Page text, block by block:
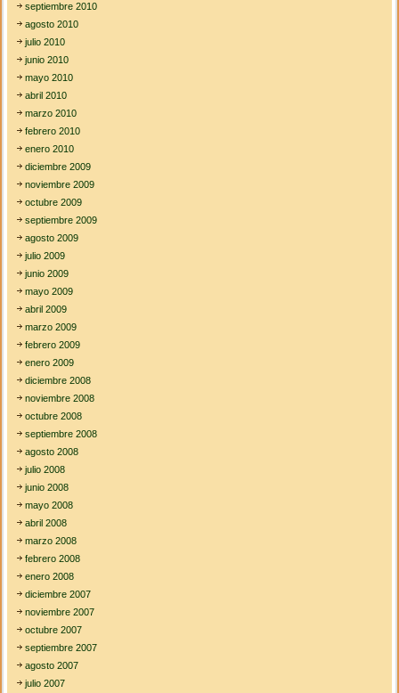
septiembre 2010
agosto 2010
julio 2010
junio 2010
mayo 2010
abril 2010
marzo 2010
febrero 2010
enero 2010
diciembre 2009
noviembre 2009
octubre 2009
septiembre 2009
agosto 2009
julio 2009
junio 2009
mayo 2009
abril 2009
marzo 2009
febrero 2009
enero 2009
diciembre 2008
noviembre 2008
octubre 2008
septiembre 2008
agosto 2008
julio 2008
junio 2008
mayo 2008
abril 2008
marzo 2008
febrero 2008
enero 2008
diciembre 2007
noviembre 2007
octubre 2007
septiembre 2007
agosto 2007
julio 2007